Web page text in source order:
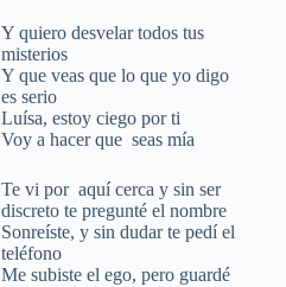
Y quiero desvelar todos tus
misterios
Y que veas que lo que yo digo
es serio
Luísa, estoy ciego por ti
Voy a hacer que seas mía
Te vi por aquí cerca y sin ser
discreto te pregunté el nombre
Sonreíste, y sin dudar te pedí el
teléfono
Me subiste el ego, pero guardé